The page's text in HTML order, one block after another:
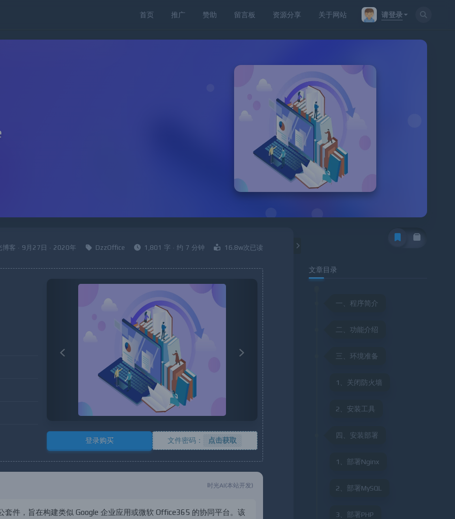
首页 推广 赞助 留言板 资源分享 关于网站 请登录
博客 · 9月27日 · 2020年 DzzOffice 1,801 字 · 约 7 分钟 16.8w次已读
Previous Next
登录购买 文件密码： 点击获取
时光AI(本站开发)
套件 ， 旨在构建类似 Google 企业应用或微软 Office365 的协同平台 。 该
文章目录
一、程序简介
二、功能介绍
三、环境准备
1、关闭防火墙
2、安装工具
四、安装部署
1、部署Nginx
2、部署MySQL
3、部署PHP